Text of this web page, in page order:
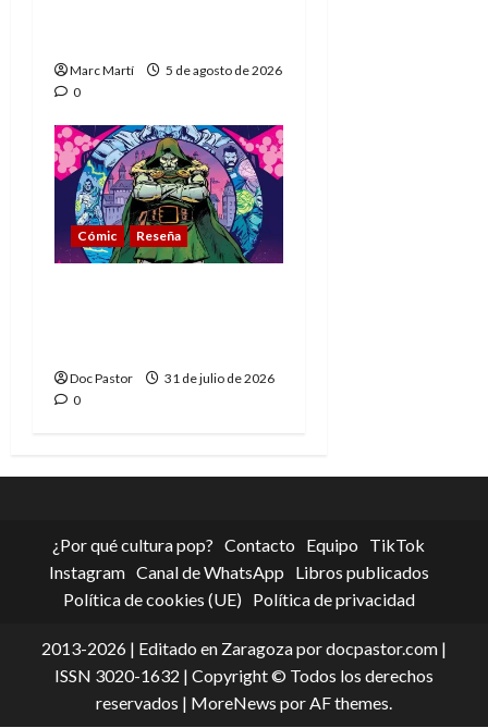
Marc Martí
5 de agosto de 2026
0
Cómic Reseña
Doc Pastor
31 de julio de 2026
0
¿Por qué cultura pop? Contacto Equipo
TikTok
Instagram Canal de WhatsApp
Libros publicados
Política de cookies (UE)
Política de privacidad
2013-2026 | Editado en Zaragoza por docpastor.com |
ISSN 3020-1632 | Copyright © Todos los derechos
reservados | MoreNews por AF themes.